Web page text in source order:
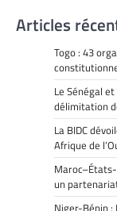
Articles
Togo : 43
Le Sénégal
délimitation
La BIDC
Afrique de
Maroc–États-
un
Niger-Bénin